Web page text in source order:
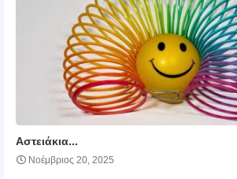
Αστειάκια...
Νοέμβριος 20, 2025